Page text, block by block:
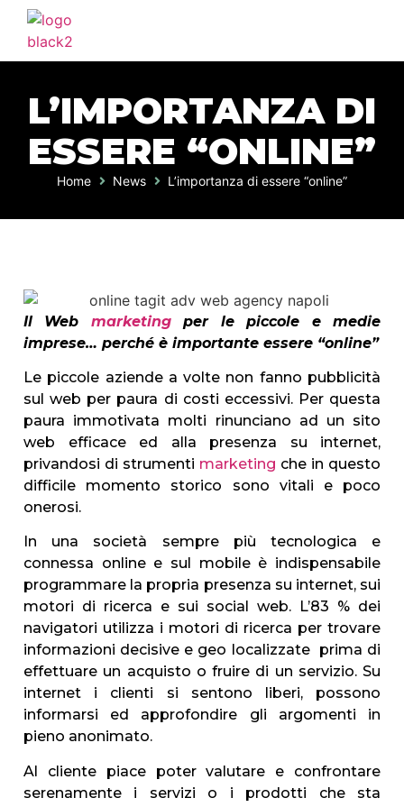
L’IMPORTANZA DI
ESSERE “ONLINE”
Home News L’importanza di essere “online”
Il Web marketingper le piccole e medie
imprese… perché è importante essere “online”
Le piccole aziende a volte non fanno pubblicità
sul web per paura di costi eccessivi. Per questa
paura immotivata molti rinunciano ad un sito
web efficace ed alla presenza su internet,
privandosi di strumenti marketing che in questo
difficile momento storico sono vitali e poco
onerosi.
In una società sempre più tecnologica e
connessa online e sul mobile è indispensabile
programmare la propria presenza su internet, sui
motori di ricerca e sui social web. L’83 % dei
navigatori utilizza i motori di ricerca per trovare
informazioni decisive e geo localizzate prima di
effettuare un acquisto o fruire di un servizio. Su
internet i clienti si sentono liberi, possono
informarsi ed approfondire gli argomenti in
pieno anonimato.
Al cliente piace poter valutare e confrontare
serenamente i servizi o i prodotti che sta